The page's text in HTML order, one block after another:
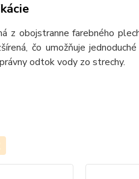
z obojstranne farebného
čo umožňuje
odtok vody zo strechy.